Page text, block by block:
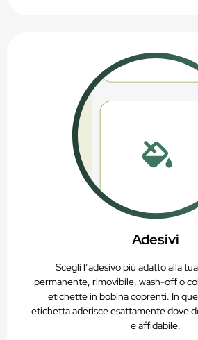
Adesivi
Scegli l’adesivo più adatto alla
permanente, rimovibile, wash-off o
etichette in bobina coprenti. In
etichetta aderisce esattamente dove
e affidabile.